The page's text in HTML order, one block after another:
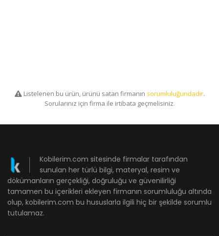
Listelenen bu ürün, ürünü satan firmanın sorumluluğundadır.
Sorularınız için firma ile irtibata geçmelisiniz.
Kobilerim.com sitesinde firmalar tarafından
sunulan her türlü bilgi, materyal, resim ve
dökümanların gerçekliği, doğruluğu ve güvenilirliği
tamamen bu içerikleri ekleyen firmanın sorumluluğu altında
olup, kobilerim.com bu hususlarla ilgili hiç bir şekilde sorumlu
tutulamaz.